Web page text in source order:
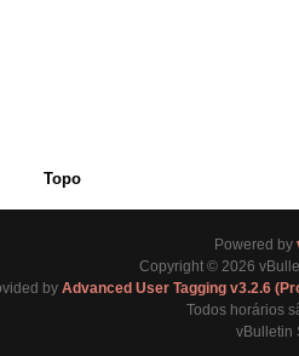
Topo
Powered by
Copyright © 2026
by Advanced User Tagging v3.2.6
Todos horários
vBulletin